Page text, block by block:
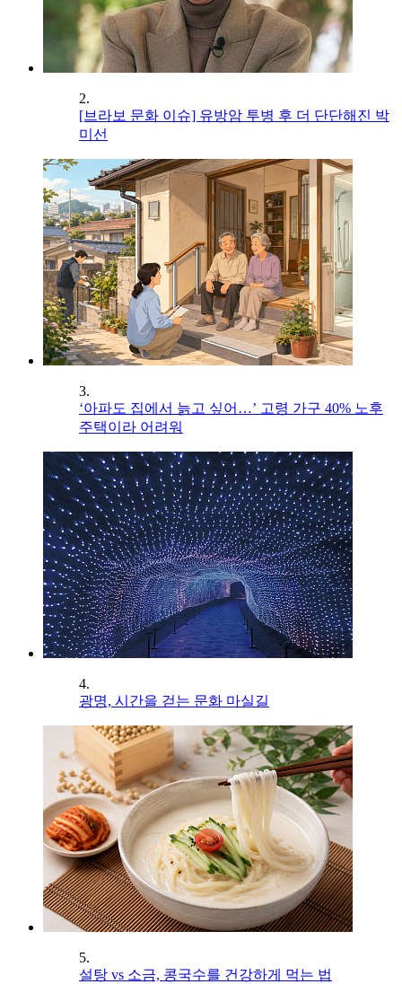
2.
[브라보 문화 이슈] 유방암 투병 후 더 단단해진 박
미선
3.
‘아파도 집에서 늙고 싶어…’ 고령 가구 40% 노후
주택이라 어려워
4.
광명, 시간을 걷는 문화 마실길
5.
설탕 vs 소금, 콩국수를 건강하게 먹는 법